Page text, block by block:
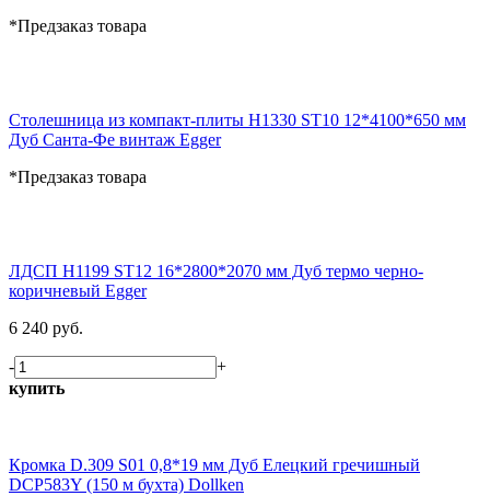
*Предзаказ товара
Столешница из компакт-плиты H1330 ST10 12*4100*650 мм
Дуб Санта-Фе винтаж Egger
*Предзаказ товара
ЛДСП H1199 ST12 16*2800*2070 мм Дуб термо черно-
коричневый Egger
6 240 руб.
-
+
купить
Кромка D.309 S01 0,8*19 мм Дуб Елецкий гречишный
DCP583Y (150 м бухта) Dollken